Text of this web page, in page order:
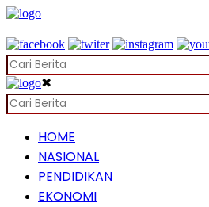
✖
HOME
NASIONAL
PENDIDIKAN
EKONOMI